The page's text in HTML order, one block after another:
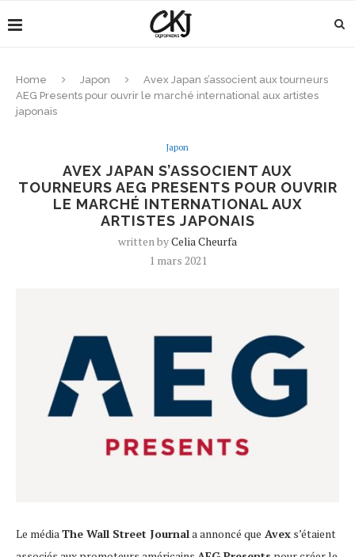
Home Japon
Avex Japan s’associent aux tourneurs
AEG Presents pour ouvrir le marché international aux artistes
japonais
Japon
AVEX JAPAN S’ASSOCIENT AUX
TOURNEURS AEG PRESENTS POUR OUVRIR
LE MARCHÉ INTERNATIONAL AUX
ARTISTES JAPONAIS
written byCelia Cheurfa
1 mars 2021
Le média The Wall Street Journala annoncé que Avex s’étaient